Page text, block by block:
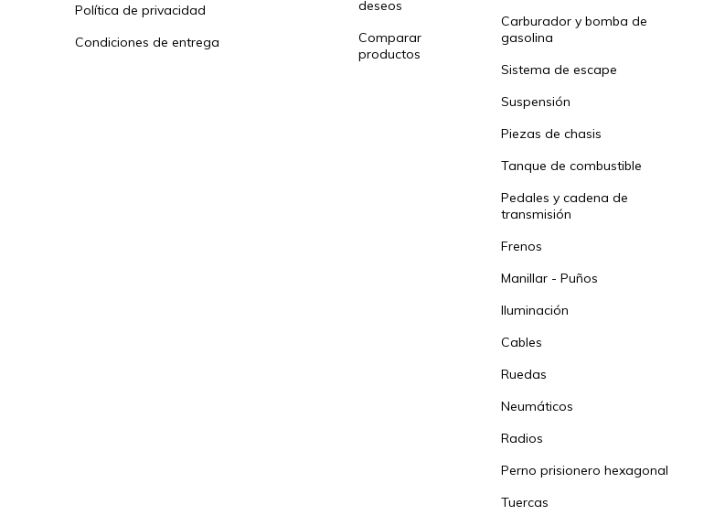
Política de privacidad
Condiciones de entrega
deseos
Comparar
productos
Carburador y bomba de
gasolina
Sistema de escape
Suspensión
Piezas de chasis
Tanque de combustible
Pedales y cadena de
transmisión
Frenos
Manillar - Puños
Iluminación
Cables
Ruedas
Neumáticos
Radios
Perno prisionero hexagonal
Tuercas